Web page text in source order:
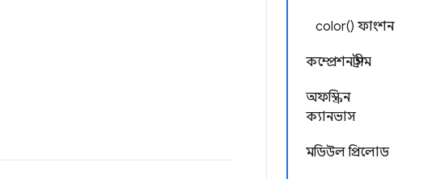
color() ফাংশন
কম্প্রেশন স্ট্রীম
অফস্ক্রিন
ক্যানভাস
মডিউল প্রিলোড